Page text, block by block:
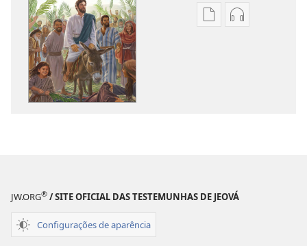
Opções
Vida
Opções
a
Vida
JW.ORG® / SITE OFICIAL DAS TESTEMUNHAS DE JEOVÁ
Configurações de aparência